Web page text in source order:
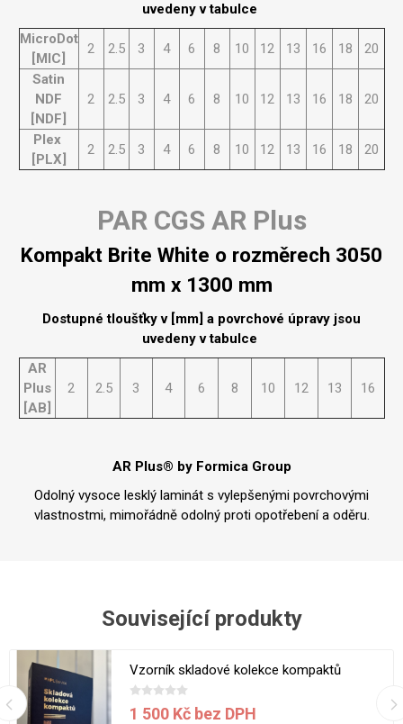
uvedeny v tabulce
MicroDot
[MIC]
2 2.5 3 4 6 8 10 12 13 16 18
20
Satin
NDF
[NDF]
2 2.5 3 4 6 8 10 12 13 16 18 20
Plex
[PLX]
2 2.5 3 4 6 8 10 12 13 16 18 20
PAR CGS AR Plus
Kompakt Brite White o rozměrech 3050
mm x 1300 mm
Dostupné tloušťky v [mm] a povrchové úpravy jsou
uvedeny v tabulce
AR
Plus
[AB]
2 2.5 3 4 6 8 10 12 13 16
AR Plus® by Formica Group
Odolný vysoce lesklý laminát s vylepšenými povrchovými
vlastnostmi, mimořádně odolný proti opotřebení a oděru.
Související produkty
Vzorník skladové kolekce kompaktů
1 500 Kč bez DPH